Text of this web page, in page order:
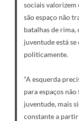
sociais valorizem
são espaço não
batalhas de rima,
juventude está
politicamente.
“A esquerda
para espaços
juventude, mais
constante a partir